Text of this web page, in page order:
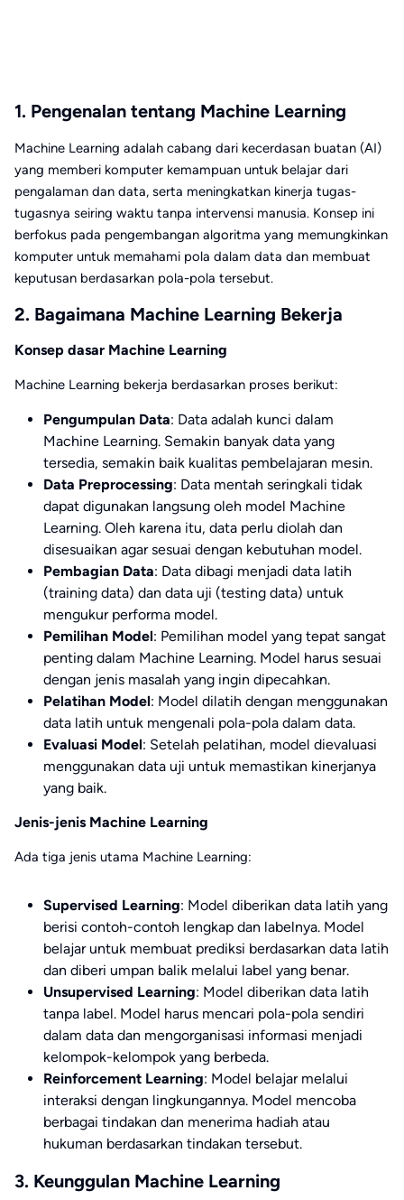
1. Pengenalan tentang Machine Learning
Machine Learning adalah cabang dari kecerdasan buatan (AI)
yang memberi komputer kemampuan untuk belajar dari
pengalaman dan data, serta meningkatkan kinerja tugas-
tugasnya seiring waktu tanpa intervensi manusia. Konsep ini
berfokus pada pengembangan algoritma yang memungkinkan
komputer untuk memahami pola dalam data dan membuat
keputusan berdasarkan pola-pola tersebut.
2. Bagaimana Machine Learning Bekerja
Konsep dasar Machine Learning
Machine Learning bekerja berdasarkan proses berikut:
Pengumpulan Data: Data adalah kunci dalam
Machine Learning. Semakin banyak data yang
tersedia, semakin baik kualitas pembelajaran mesin.
Data Preprocessing: Data mentah seringkali tidak
dapat digunakan langsung oleh model Machine
Learning. Oleh karena itu, data perlu diolah dan
disesuaikan agar sesuai dengan kebutuhan model.
Pembagian Data: Data dibagi menjadi data latih
(training data) dan data uji (testing data) untuk
mengukur performa model.
Pemilihan Model: Pemilihan model yang tepat sangat
penting dalam Machine Learning. Model harus sesuai
dengan jenis masalah yang ingin dipecahkan.
Pelatihan Model: Model dilatih dengan menggunakan
data latih untuk mengenali pola-pola dalam data.
Evaluasi Model: Setelah pelatihan, model dievaluasi
menggunakan data uji untuk memastikan kinerjanya
yang baik.
Jenis-jenis Machine Learning
Ada tiga jenis utama Machine Learning:
Supervised Learning: Model diberikan data latih yang
berisi contoh-contoh lengkap dan labelnya. Model
belajar untuk membuat prediksi berdasarkan data latih
dan diberi umpan balik melalui label yang benar.
Unsupervised Learning: Model diberikan data latih
tanpa label. Model harus mencari pola-pola sendiri
dalam data dan mengorganisasi informasi menjadi
kelompok-kelompok yang berbeda.
Reinforcement Learning: Model belajar melalui
interaksi dengan lingkungannya. Model mencoba
berbagai tindakan dan menerima hadiah atau
hukuman berdasarkan tindakan tersebut.
3. Keunggulan Machine Learning